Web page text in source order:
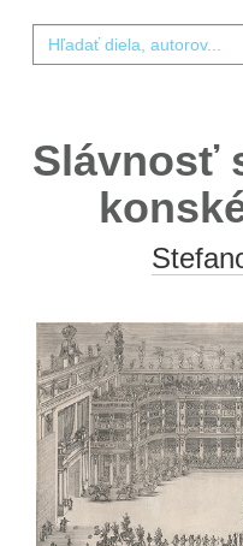
Slávnosť